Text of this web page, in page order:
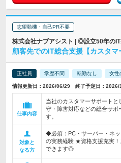
志望動機・自己PR不要
株式会社ナブアシスト | ◎設立50年の
顧客先でのIT総合支援【カスタ
正社員 学歴不問 転勤なし 女性
情報更新日：2026/06/29 終了予定日：2026/
仕事内容
当社のカスタマーサポート
守・障害対応などの総合サポ
す。
対象と
なる方
◆必須：PC・サーバー・ネ
の実務経験 ★資格支援充実
できます◎